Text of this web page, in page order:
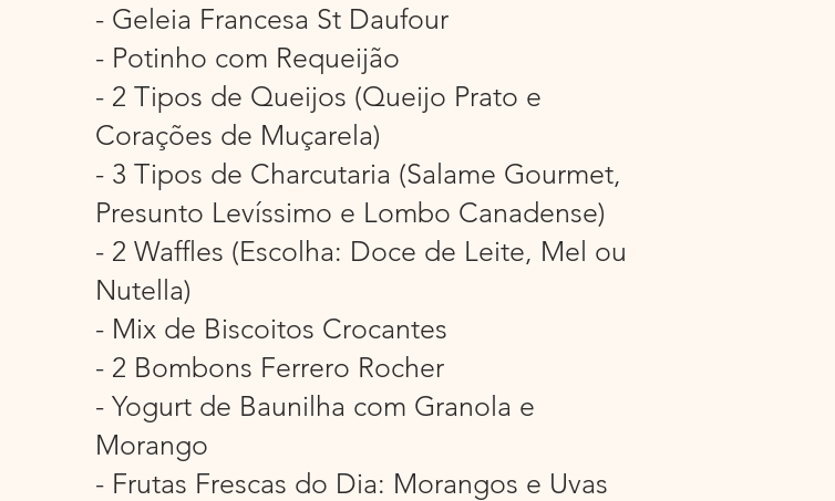
- Geleia Francesa St Daufour
- Potinho com Requeijão
- 2 Tipos de Queijos (Queijo Prato e
Corações de Muçarela)
- 3 Tipos de Charcutaria (Salame Gourmet,
Presunto Levíssimo e Lombo Canadense)
- 2 Waffles (Escolha: Doce de Leite, Mel ou
Nutella)
- Mix de Biscoitos Crocantes
- 2 Bombons Ferrero Rocher
- Yogurt de Baunilha com Granola e
Morango
- Frutas Frescas do Dia: Morangos e Uvas